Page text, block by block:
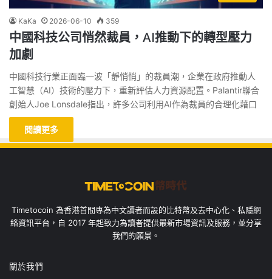
KaKa 2026-06-10 359
中國科技公司悄然裁員，AI推動下的轉型壓力
加劇
中國科技行業正面臨一波「靜悄悄」的裁員潮，企業在政府推動人
工智慧（AI）技術的壓力下，重新評估人力資源配置。Palantir聯合
創始人Joe Lonsdale指出，許多公司利用AI作為裁員的合理化藉口
閱讀更多
Timetocoin 為香港首間專為中文讀者而設的比特幣及去中心化、私隱網
絡資訊平台，自 2017 年起致力為讀者提供最新市場資訊及服務，並分享
我們的願景。
關於我們